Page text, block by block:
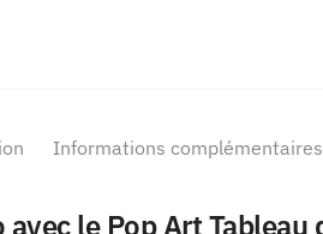
Informations complémentaires
le Pop Art Tableau